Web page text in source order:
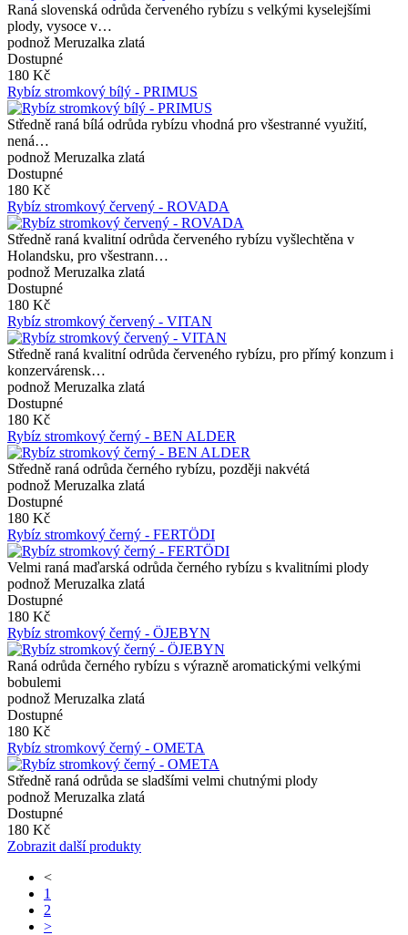
Raná slovenská odrůda červeného rybízu s velkými kyselejšími
plody, vysoce v…
podnož Meruzalka zlatá
Dostupné
180 Kč
Rybíz stromkový bílý - PRIMUS
Středně raná bílá odrůda rybízu vhodná pro všestranné využití,
nená…
podnož Meruzalka zlatá
Dostupné
180 Kč
Rybíz stromkový červený - ROVADA
Středně raná kvalitní odrůda červeného rybízu vyšlechtěna v
Holandsku, pro všestrann…
podnož Meruzalka zlatá
Dostupné
180 Kč
Rybíz stromkový červený - VITAN
Středně raná kvalitní odrůda červeného rybízu, pro přímý konzum i
konzervárensk…
podnož Meruzalka zlatá
Dostupné
180 Kč
Rybíz stromkový černý - BEN ALDER
Středně raná odrůda černého rybízu, později nakvétá
podnož Meruzalka zlatá
Dostupné
180 Kč
Rybíz stromkový černý - FERTÖDI
Velmi raná maďarská odrůda černého rybízu s kvalitními plody
podnož Meruzalka zlatá
Dostupné
180 Kč
Rybíz stromkový černý - ÖJEBYN
Raná odrůda černého rybízu s výrazně aromatickými velkými
bobulemi
podnož Meruzalka zlatá
Dostupné
180 Kč
Rybíz stromkový černý - OMETA
Středně raná odrůda se sladšími velmi chutnými plody
podnož Meruzalka zlatá
Dostupné
180 Kč
Zobrazit další produkty
<
1
2
>